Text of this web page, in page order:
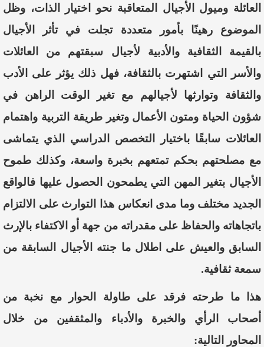
العائلة وميول الأجيال المتعاقبة نحو اختيار الذات، وظل
الموضوع رهينًا بأمور متعددة تجلت في تأثر الأجيال
بالقيمة الثقافية والأدبية لأجيال سبقتهم من العائلات
والأسر التي اشتهرت بالثقافة،فهل ذلكيؤثر على الأدب
والثقافة وتوارثها لأجيالهممع تغير الوقت الراهن في
شؤون الحياة ومتون الأعمالوتغير طريقة التربية واهتمام
العائلات سابقًا باختيار التخصص الدراسي الذي يتماشى
مع مصلحتهم بحكم تمتعهم بخبرة واسعة، وكذلك طموح
الأجيال بتغير المهن التي يطمحون الحصول عليها فالواقع
الجديد مختلف وما مدى انعكاس هذا التوارث على الالتزام
باتجاهاتهوالحفاظ على مقدراته من جهة أو الاكتفاء بالإرث
السابق والعيش على اطلال ما جنته الأجيال السابقة من
سمعة ثقافية.
هذا ما طرحته فرقد على طاولة الحوار مع نخبة من
أصحاب الرأي والخبرة والأدباء والمثقفين من خلال
المحاور التالية: